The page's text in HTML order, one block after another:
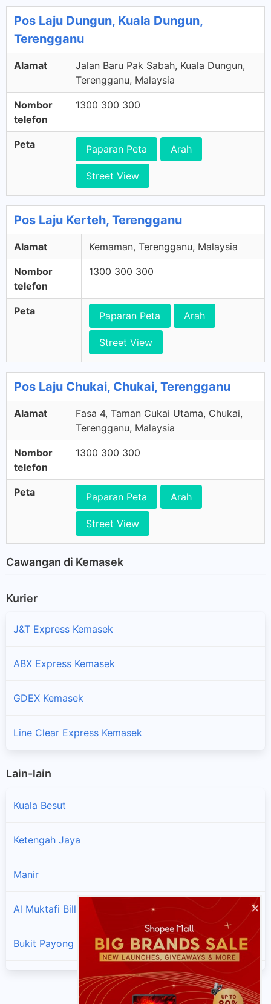
Pos Laju Dungun, Kuala Dungun,
Terengganu
Alamat
Jalan Baru Pak Sabah, Kuala Dungun,
Terengganu, Malaysia
Nombor
telefon
1300 300 300
Peta Paparan Peta Arah
Street View
Pos Laju Kerteh, Terengganu
Alamat Kemaman, Terengganu, Malaysia
Nombor
telefon
1300 300 300
Peta Paparan Peta Arah
Street View
Pos Laju Chukai, Chukai, Terengganu
Alamat
Fasa 4, Taman Cukai Utama, Chukai,
Terengganu, Malaysia
Nombor
telefon
1300 300 300
Peta Paparan Peta Arah
Street View
Cawangan di Kemasek
Kurier
J&T Express Kemasek
ABX Express Kemasek
GDEX Kemasek
Line Clear Express Kemasek
Lain-lain
Kuala Besut
Ketengah Jaya
Manir
Al Muktafi Billah Shah
Bukit Payong
×